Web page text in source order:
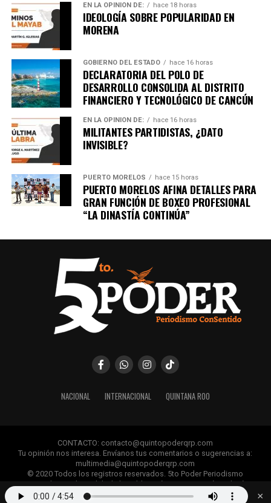
EN LA OPINIÓN DE: hace 18 horas
IDEOLOGÍA SOBRE POPULARIDAD EN
MORENA
GOBIERNO DEL ESTADO hace 16 horas
DECLARATORIA DEL POLO DE
DESARROLLO CONSOLIDA AL DISTRITO
FINANCIERO Y TECNOLÓGICO DE CANCÚN
EN LA OPINIÓN DE: hace 16 horas
MILITANTES PARTIDISTAS, ¿DATO
INVISIBLE?
PUERTO MORELOS hace 15 horas
PUERTO MORELOS AFINA DETALLES PARA
GRAN FUNCIÓN DE BOXEO PROFESIONAL
“LA DINASTÍA CONTINÚA”
NACIONAL INTERNACIONAL QUINTANA ROO
CONTACTO: contacto@quintopoderqrp.com
Tu opinión nos interesa. Envíanos tus comentarios o sugerencias a:
multimedia@quintopoderqrp.com
© 2020 Todos los registros reservados. 5to Poder Periodismo
ConSentido Queda prohibida la publicación, retransmisión, edición y
cualquier uso de los contenidos sin permiso previo.
×